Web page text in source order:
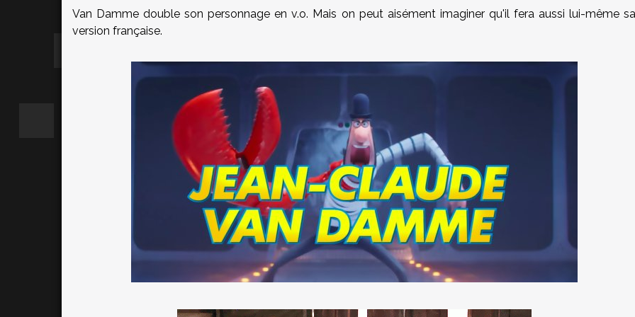
Van Damme double son personnage en v.o. Mais on peut aisément imaginer qu'il fera aussi lui-même sa
version française.